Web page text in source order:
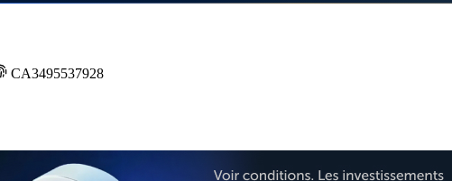
CA3495537928